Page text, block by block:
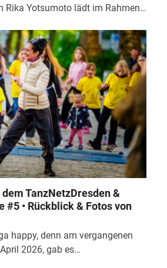
Rika Yotsumoto lädt im Rahmen…
TanzNetzDresden &
#5 • Rückblick & Fotos von
happy, denn am vergangenen
2026, gab es…